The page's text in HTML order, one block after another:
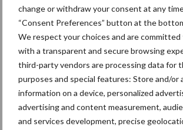
change or withdraw your consent at any
“Consent Preferences” button at the
We respect your choices and are
with a transparent and secure browsing
third-party vendors are processing data for
purposes and special features: Store and/or
information on a device, personalized
advertising and content measurement,
and services development, precise
5 aug
Eliminatieprotocol
Mycoplasma
4 aug
AVP in Finland
alertheid belangrijk